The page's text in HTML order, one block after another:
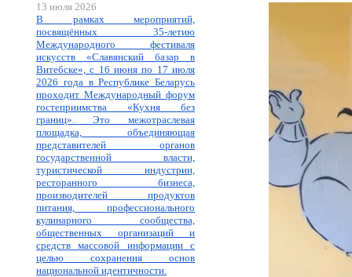
13 июля 2026
В рамках мероприятий,
посвящённых 35-летию
Международного фестиваля
искусств «Славянский базар в
Витебске», с 16 июня по 17 июля
2026 года в Республике Беларусь
проходит Международный форум
гостеприимства «Кухня без
границ». Это межотраслевая
площадка, объединяющая
представителей органов
государственной власти,
туристической индустрии,
ресторанного бизнеса,
производителей продуктов
питания, профессионального
кулинарного сообщества,
общественных организаций и
средств массовой информации с
целью сохранения основ
национальной идентичности.